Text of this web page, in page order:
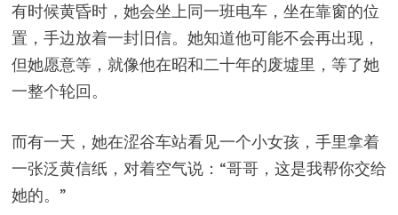
有时候黄昏时，她会坐上同一班电车，坐在靠窗的位
置，手边放着一封旧信。她知道他可能不会再出现，
但她愿意等，就像他在昭和二十年的废墟里，等了她
一整个轮回。
而有一天，她在涩谷车站看见一个小女孩，手里拿着
一张泛黄信纸，对着空气说：“哥哥，这是我帮你交给
她的。”